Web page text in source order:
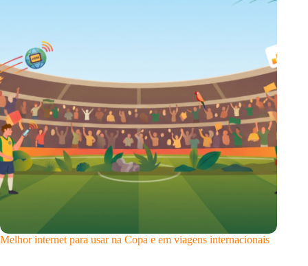
Melhor internet para usar na Copa e em viagens internacionais